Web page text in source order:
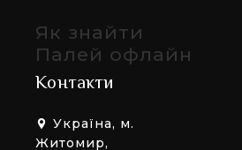
Як знайти
Палей офлайн
Контакти
Україна, м.
Житомир,